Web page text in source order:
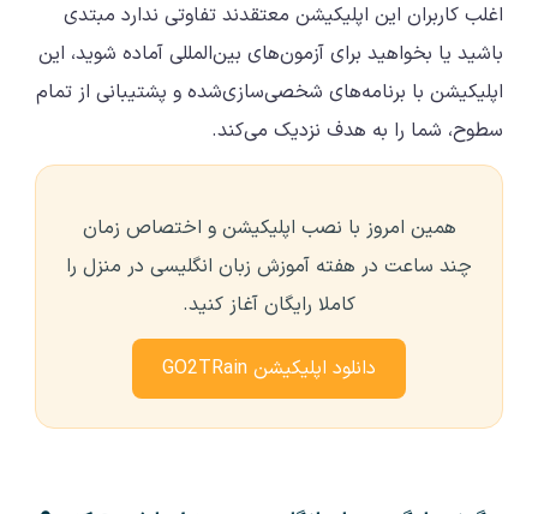
اغلب کاربران این اپلیکیشن معتقدند تفاوتی ندارد مبتدی
باشید یا بخواهید برای آزمون‌های بین‌المللی آماده شوید، این
اپلیکیشن با برنامه‌های شخصی‌سازی‌شده و پشتیبانی از تمام
سطوح، شما را به هدف نزدیک می‌کند.
همین امروز با نصب اپلیکیشن و اختصاص زمان
چند ساعت در هفته آموزش زبان انگلیسی در منزل را
کاملا رایگان آغاز کنید.
دانلود اپلیکیشن GO2TRain